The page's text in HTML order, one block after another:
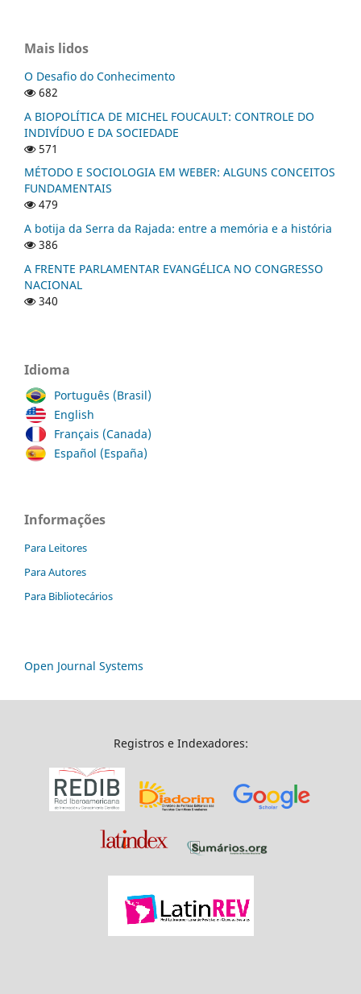
Mais lidos
O Desafio do Conhecimento
682
A BIOPOLÍTICA DE MICHEL FOUCAULT: CONTROLE DO
INDIVÍDUO E DA SOCIEDADE
571
MÉTODO E SOCIOLOGIA EM WEBER: ALGUNS CONCEITOS
FUNDAMENTAIS
479
A botija da Serra da Rajada: entre a memória e a história
386
A FRENTE PARLAMENTAR EVANGÉLICA NO CONGRESSO
NACIONAL
340
Idioma
Português (Brasil)
English
Français (Canada)
Español (España)
Informações
Para Leitores
Para Autores
Para Bibliotecários
Open Journal Systems
Registros e Indexadores: